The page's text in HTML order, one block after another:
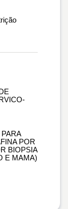
POR
BIOPSIA
E MAMA)